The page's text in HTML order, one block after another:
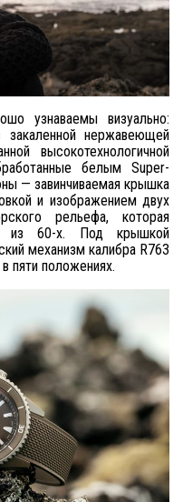
узнаваемы визуально:
нержавеющей
высокотехнологичной
белым Super-
— завинчиваемая крышка
и изображением двух
рельефа, которая
из 60-х. Под крышкой
механизм калибра R763
пяти положениях.